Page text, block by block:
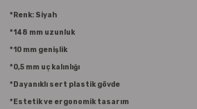
*Renk: Siyah
*148 mm uzunluk
*10 mm genişlik
*0,5 mm uç kalınlığı
*Dayanıklı sert plastik gövde
*Estetik ve ergonomik tasarım